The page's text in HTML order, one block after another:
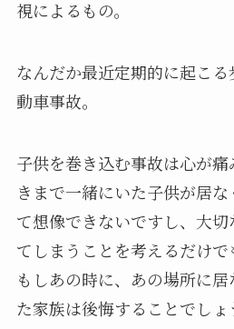
視によるもの。
なんだか最近定期的に起こ
動車事故。
子供を巻き込む事故は心が
きまで一緒にいた子供が居
て想像できないですし、大
てしまうことを考えるだけで
もしあの時に、あの場所に
た家族は後悔することでしょ